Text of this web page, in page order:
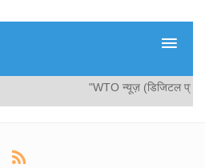
"WTO न्यूज़ (डिजिटल